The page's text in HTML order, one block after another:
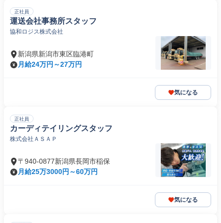
正社員
運送会社事務所スタッフ
協和ロジス株式会社
新潟県新潟市東区臨港町
月給24万円～27万円
気になる
正社員
カーディテイリングスタッフ
株式会社ＡＳＡＰ
〒940-0877新潟県長岡市稲保
月給25万3000円～60万円
気になる